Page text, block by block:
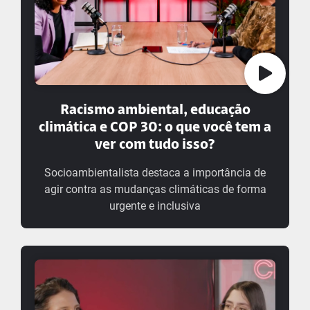
Racismo ambiental, educação
climática e COP 30: o que você tem a
ver com tudo isso?
Socioambientalista destaca a importância de
agir contra as mudanças climáticas de forma
urgente e inclusiva